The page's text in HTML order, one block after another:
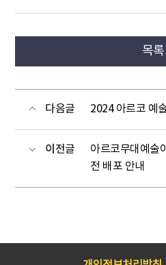
목록
다음글 2024 아르코 예
이전글
아르코무대예술
전 배포 안내